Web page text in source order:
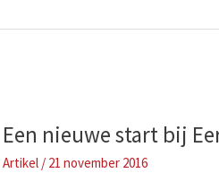
Wekenfeest
Een nieuwe start bij
/ 21 november 2016